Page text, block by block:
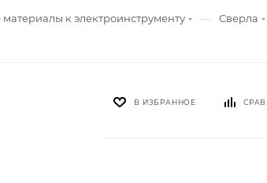
к электроинструменту — Сверла
В ИЗБРАННОЕ